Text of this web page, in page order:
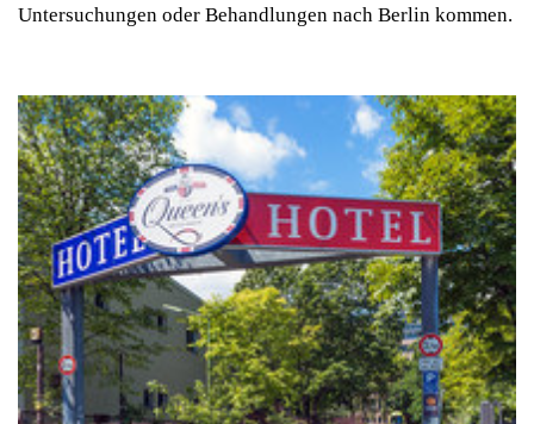
Untersuchungen oder Behandlungen nach Berlin kommen.